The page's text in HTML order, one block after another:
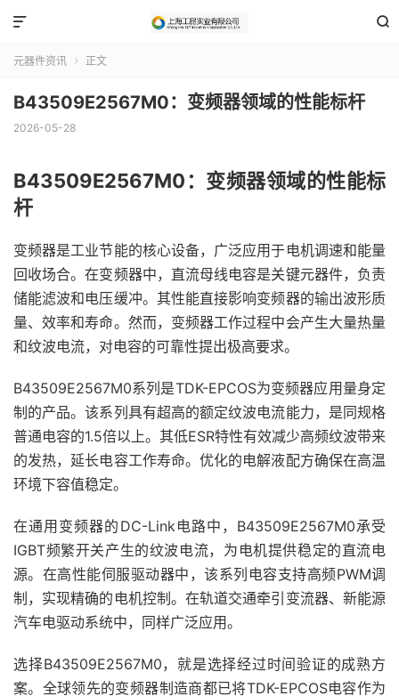


元器件资讯  正文
B43509E2567M0：变频器领域的性能标杆
2026-05-28
B43509E2567M0：变频器领域的性能标
杆
变频器是工业节能的核心设备，广泛应用于电机调速和能量
回收场合。在变频器中，直流母线电容是关键元器件，负责
储能滤波和电压缓冲。其性能直接影响变频器的输出波形质
量、效率和寿命。然而，变频器工作过程中会产生大量热量
和纹波电流，对电容的可靠性提出极高要求。
B43509E2567M0系列是TDK-EPCOS为变频器应用量身定
制的产品。该系列具有超高的额定纹波电流能力，是同规格
普通电容的1.5倍以上。其低ESR特性有效减少高频纹波带来
的发热，延长电容工作寿命。优化的电解液配方确保在高温
环境下容值稳定。
在通用变频器的DC-Link电路中，B43509E2567M0承受
IGBT频繁开关产生的纹波电流，为电机提供稳定的直流电
源。在高性能伺服驱动器中，该系列电容支持高频PWM调
制，实现精确的电机控制。在轨道交通牵引变流器、新能源
汽车电驱动系统中，同样广泛应用。
选择B43509E2567M0，就是选择经过时间验证的成熟方
案。全球领先的变频器制造商都已将TDK-EPCOS电容作为